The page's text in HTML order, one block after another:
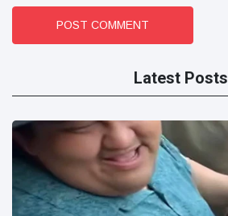
POST COMMENT
Latest Posts